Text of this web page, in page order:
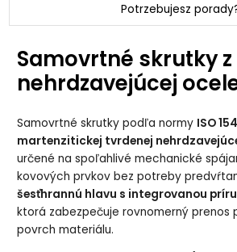
Potrzebujesz
Samovrtné skrutky z
nehrdzavejúcej
Samovrtné skrutky podľa normy ISO
martenzitickej tvrdenej
určené na spoľahlivé mechanické
kovových prvkov bez potreby
šesťhrannú hlavu s integrovanou
ktorá zabezpečuje rovnomerný prenos
povrch materiálu.